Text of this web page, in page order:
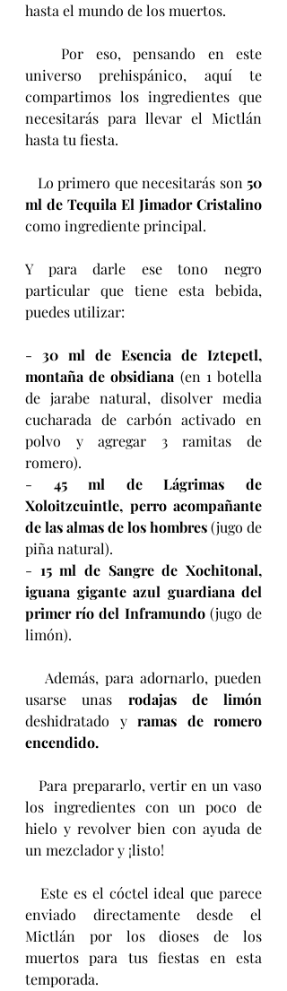
hasta el mundo de los muertos.
   Por eso, pensando en este
universo prehispánico, aquí te
compartimos los ingredientes que
necesitarás para llevar el Mictlán
hasta tu fiesta.
   Lo primero que necesitarás son
50
ml de Tequila El Jimador Cristalino
como ingrediente principal.
Y para darle ese tono negro
particular que tiene esta bebida,
puedes utilizar:
- 30 ml de Esencia de Iztepetl,
montaña de obsidiana (en 1 botella
de jarabe natural, disolver media
cucharada de carbón activado en
polvo y agregar 3 ramitas de
romero).
- 45 ml de Lágrimas de
Xoloitzcuintle, perro acompañante
de las almas de los hombres (jugo de
piña natural).
- 15 ml de Sangre de Xochitonal,
iguana gigante azul guardiana del
primer río del Inframundo (jugo de
limón).
usarse unas
deshidratado y ramas de romero
encendido.
   Para prepararlo, vertir en un vaso
los ingredientes con un poco de
hielo y revolver bien con ayuda de
un mezclador y ¡listo!
   Este es el cóctel ideal que parece
enviado directamente desde el
Mictlán por los dioses de los
muertos para tus fiestas en esta
temporada.